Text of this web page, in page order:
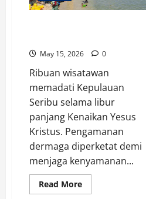
May 15, 2026 0
Ribuan wisatawan
memadati Kepulauan
Seribu selama libur
panjang Kenaikan Yesus
Kristus. Pengamanan
dermaga diperketat demi
menjaga kenyamanan...
Read MoreRead
more